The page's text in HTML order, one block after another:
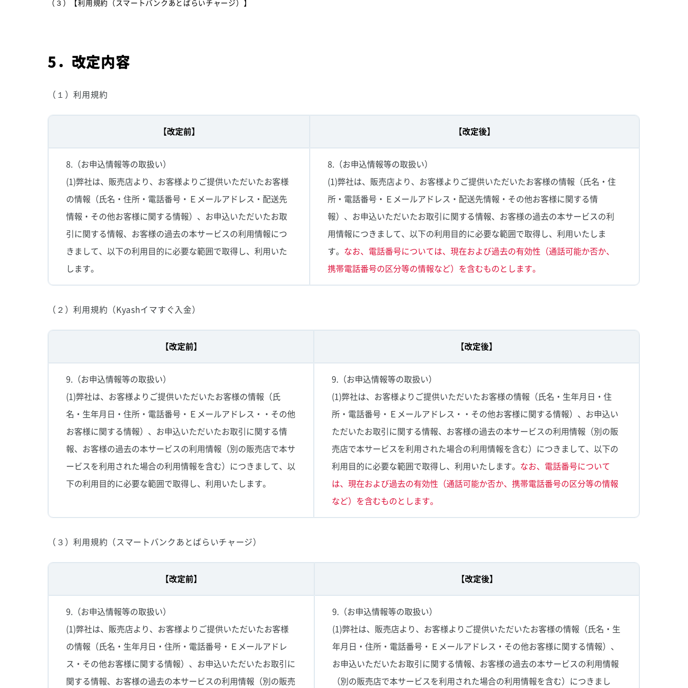
（３）【利用規約（スマートバンクあとばらいチャージ）】
5．改定内容
（１）利用規約
【改定前】 【改定後】
8.（お申込情報等の取扱い）
(1)弊社は、販売店より、お客様よりご提供いただいたお客様
の情報（氏名・住所・電話番号・Ｅメールアドレス・配送先
情報・その他お客様に関する情報）、お申込いただいたお取
引に関する情報、お客様の過去の本サービスの利用情報につ
きまして、以下の利用目的に必要な範囲で取得し、利用いた
します。
8.（お申込情報等の取扱い）
(1)弊社は、販売店より、お客様よりご提供いただいたお客様の情報（氏名・住
所・電話番号・Ｅメールアドレス・配送先情報・その他お客様に関する情
報）、お申込いただいたお取引に関する情報、お客様の過去の本サービスの利
用情報につきまして、以下の利用目的に必要な範囲で取得し、利用いたしま
す。 なお、電話番号については、現在および過去の有効性（通話可能か否か、
携帯電話番号の区分等の情報など）を含むものとします。
（２）利用規約（Kyashイマすぐ入金）
【改定前】 【改定後】
9.（お申込情報等の取扱い）
(1)弊社は、お客様よりご提供いただいたお客様の情報（氏
名・生年月日・住所・電話番号・Ｅメールアドレス・・その他
お客様に関する情報）、お申込いただいたお取引に関する情
報、お客様の過去の本サービスの利用情報（別の販売店で本サ
ービスを利用された場合の利用情報を含む）につきまして、以
下の利用目的に必要な範囲で取得し、利用いたします。
9.（お申込情報等の取扱い）
(1)弊社は、お客様よりご提供いただいたお客様の情報（氏名・生年月日・住
所・電話番号・Ｅメールアドレス・・その他お客様に関する情報）、お申込い
ただいたお取引に関する情報、お客様の過去の本サービスの利用情報（別の販
売店で本サービスを利用された場合の利用情報を含む）につきまして、以下の
利用目的に必要な範囲で取得し、利用いたします。 なお、電話番号について
は、現在および過去の有効性（通話可能か否か、携帯電話番号の区分等の情報
など）を含むものとします。
（３）利用規約（スマートバンクあとばらいチャージ）
【改定前】 【改定後】
9.（お申込情報等の取扱い）
(1)弊社は、販売店より、お客様よりご提供いただいたお客様
の情報（氏名・生年月日・住所・電話番号・Ｅメールアドレ
ス・その他お客様に関する情報）、お申込いただいたお取引に
関する情報、お客様の過去の本サービスの利用情報（別の販売
9.（お申込情報等の取扱い）
(1)弊社は、販売店より、お客様よりご提供いただいたお客様の情報（氏名・生
年月日・住所・電話番号・Ｅメールアドレス・その他お客様に関する情報）、
お申込いただいたお取引に関する情報、お客様の過去の本サービスの利用情報
（別の販売店で本サービスを利用された場合の利用情報を含む）につきまし